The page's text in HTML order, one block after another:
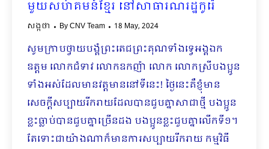
មួយសហគមន៍ខ្មែរ នៅសាធារណរដ្ឋកូរ៉េ
សង្កថា ByCNV Team 18 May, 2024
សូមក្រាបថ្វាយបង្គំ​ព្រះតេជព្រះគុណទាំងទ្វេអង្គ​​ឯក
ឧត្តម លោកជំទាវ លោកឧកញ៉ា លោក លោកស្រីបងប្អូន
ទាំងអស់ដែលមានវត្តមាននៅទីនេះ! ថ្ងៃនេះគឺខ្ញុំមាន
សេចក្ដីសប្បាយរីករាយដែលបានជួបគ្នាសាជាថ្មី បងប្អូន
ខ្លះធ្លាប់បានជួបគ្នាច្រើនដង បងប្អូនខ្លះជួបគ្នាលើកទី១។​
តែទោះជាយ៉ាងណាក៏មានការសប្បាយរីករាយ កម្មវិធី